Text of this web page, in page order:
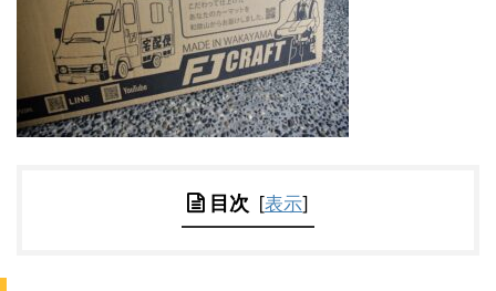
目次 [表示]